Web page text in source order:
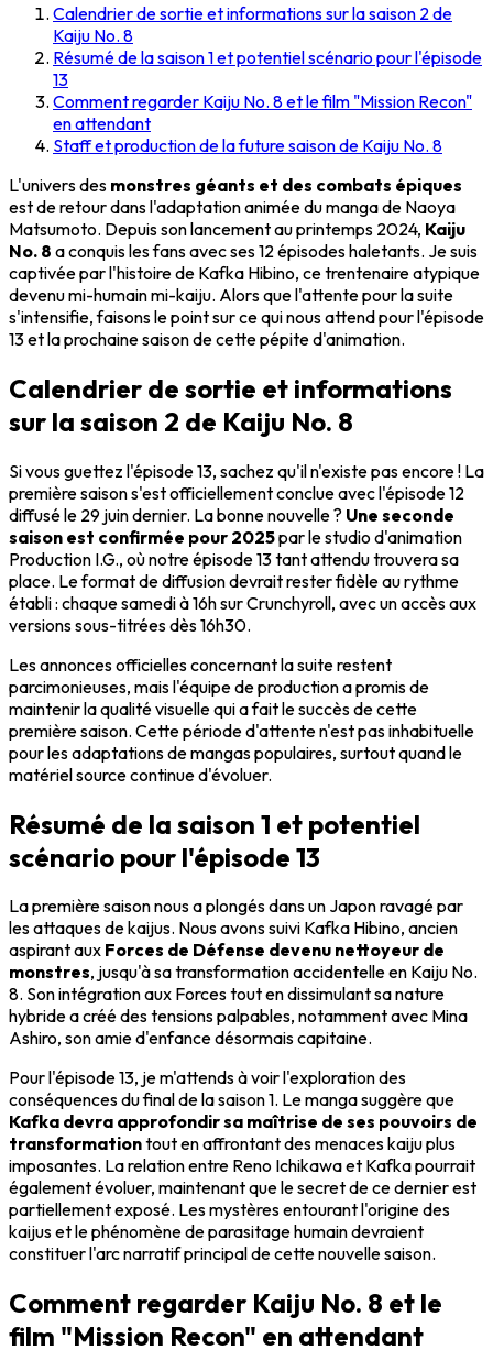
Calendrier de sortie et informations sur la saison 2 de
Kaiju No. 8
Résumé de la saison 1 et potentiel scénario pour l'épisode
13
Comment regarder Kaiju No. 8 et le film "Mission Recon"
en attendant
Staff et production de la future saison de Kaiju No. 8
L'univers des monstres géants et des combats épiques
est de retour dans l'adaptation animée du manga de Naoya
Matsumoto. Depuis son lancement au printemps 2024, Kaiju
No. 8 a conquis les fans avec ses 12 épisodes haletants. Je suis
captivée par l'histoire de Kafka Hibino, ce trentenaire atypique
devenu mi-humain mi-kaiju. Alors que l'attente pour la suite
s'intensifie, faisons le point sur ce qui nous attend pour l'épisode
13 et la prochaine saison de cette pépite d'animation.
Calendrier de sortie et informations
sur la saison 2 de Kaiju No. 8
Si vous guettez l'épisode 13, sachez qu'il n'existe pas encore ! La
première saison s'est officiellement conclue avec l'épisode 12
diffusé le 29 juin dernier. La bonne nouvelle ? Une seconde
saison est confirmée pour 2025par le studio d'animation
Production I.G., où notre épisode 13 tant attendu trouvera sa
place. Le format de diffusion devrait rester fidèle au rythme
établi : chaque samedi à 16h sur Crunchyroll, avec un accès aux
versions sous-titrées dès 16h30.
Les annonces officielles concernant la suite restent
parcimonieuses, mais l'équipe de production a promis de
maintenir la qualité visuelle qui a fait le succès de cette
première saison. Cette période d'attente n'est pas inhabituelle
pour les adaptations de mangas populaires, surtout quand le
matériel source continue d'évoluer.
Résumé de la saison 1 et potentiel
scénario pour l'épisode 13
La première saison nous a plongés dans un Japon ravagé par
les attaques de kaijus. Nous avons suivi Kafka Hibino, ancien
aspirant aux Forces de Défense devenu nettoyeur de
monstres, jusqu'à sa transformation accidentelle en Kaiju No.
8. Son intégration aux Forces tout en dissimulant sa nature
hybride a créé des tensions palpables, notamment avec Mina
Ashiro, son amie d'enfance désormais capitaine.
Pour l'épisode 13, je m'attends à voir l'exploration des
conséquences du final de la saison 1. Le manga suggère que
Kafka devra approfondir sa maîtrise de ses pouvoirs de
transformationtout en affrontant des menaces kaiju plus
imposantes. La relation entre Reno Ichikawa et Kafka pourrait
également évoluer, maintenant que le secret de ce dernier est
partiellement exposé. Les mystères entourant l'origine des
kaijus et le phénomène de parasitage humain devraient
constituer l'arc narratif principal de cette nouvelle saison.
Comment regarder Kaiju No. 8 et le
film "Mission Recon" en attendant